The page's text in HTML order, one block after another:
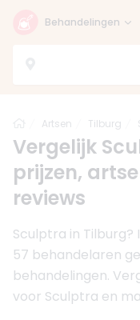
Behandelingen
Home
Artsen Tilburg
Vergelijk
prijzen,
reviews
Sculptra in Tilburg?
57 behandelaren
behandelingen.
voor Sculptra en